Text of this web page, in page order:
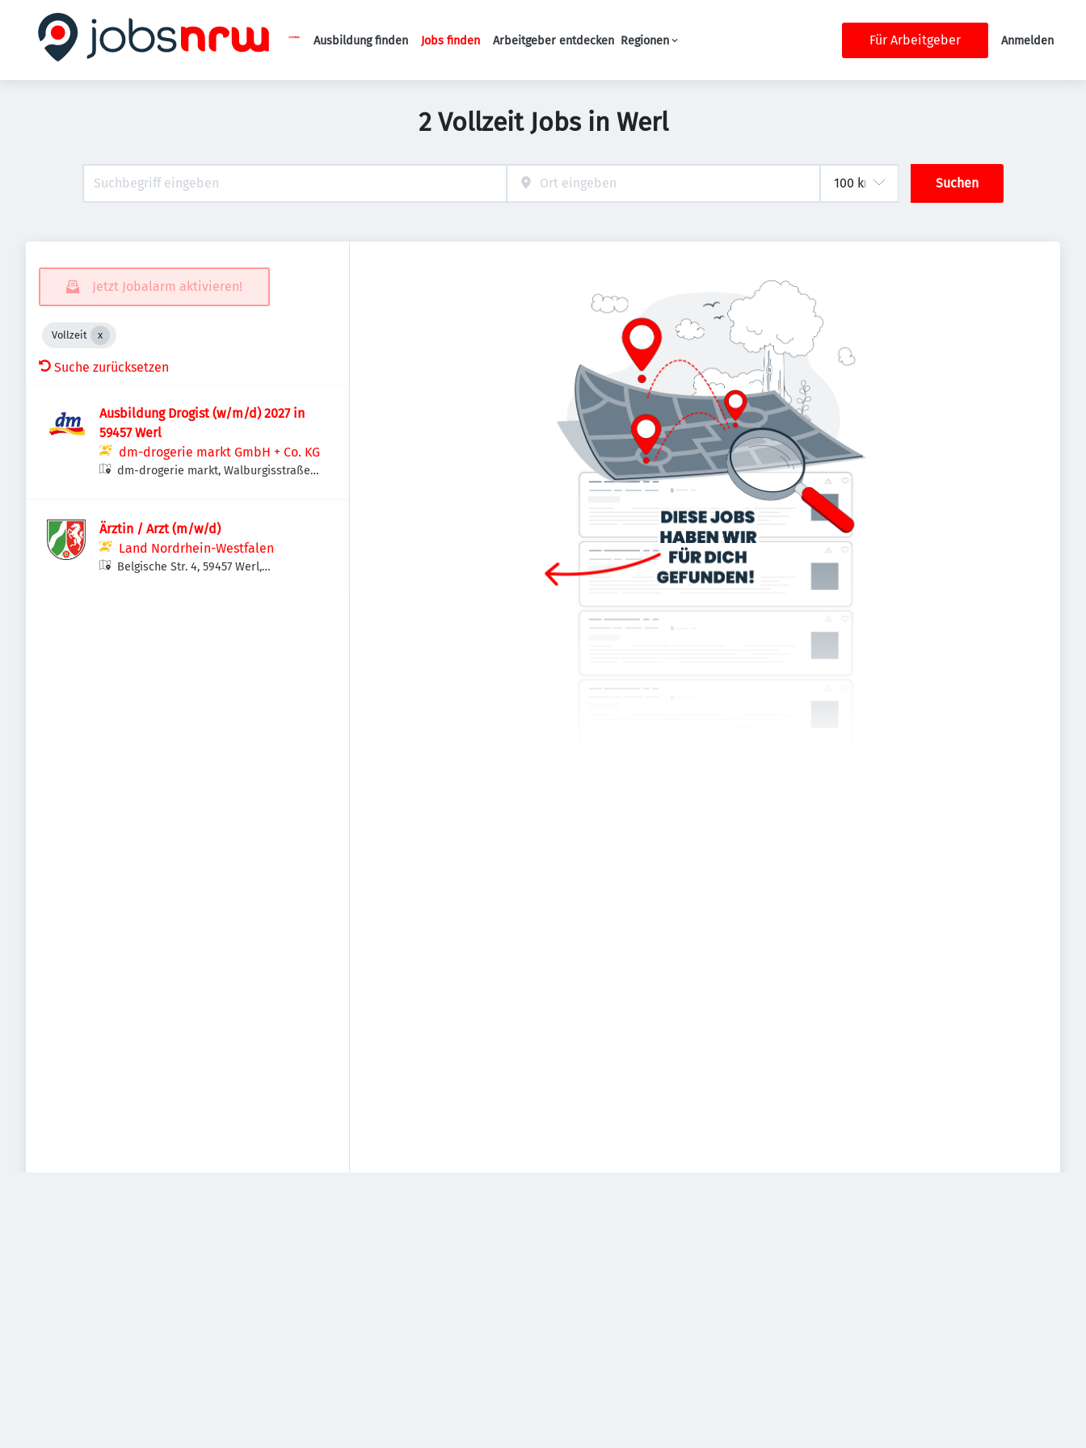
Haupt-Navigation
Ausbildung finden Jobs finden Arbeitgeber entdecken Regionen Für Arbeitgeber Anmelden
2 Vollzeit Jobs in Werl
Suchen
Jetzt Jobalarm aktivieren!
Vollzeit
Suche zurücksetzen
Ausbildung Drogist (w/m/d) 2027 in
59457 Werl
dm-drogerie markt GmbH + Co. KG
dm-drogerie markt, Walburgisstraße
Ärztin / Arzt (m/w/d)
Land Nordrhein-Westfalen
Belgische Str. 4, 59457 Werl,